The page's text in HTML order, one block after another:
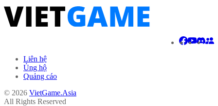
Liên hệ
Ủng hộ
Quảng cáo
© 2026 VietGame.Asia
All Rights Reserved